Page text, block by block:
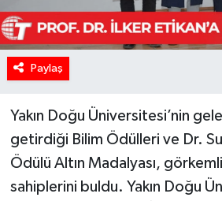
Paylaş
Yakın Doğu Üniversitesi’nin
getirdiği Bilim Ödülleri ve Dr.
Ödülü Altın Madalyası,
sahiplerini buldu. Yakın Doğu